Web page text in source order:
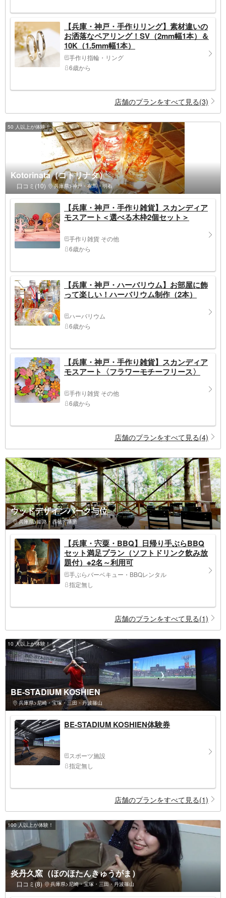
【兵庫・神戸・手作りリング】素材違いの
お洒落なペアリング！SV（2mm幅1本）＆
10K（1.5mm幅1本）
手作り指輪・リング
6歳から
店舗のプランをすべて見る(3)
50 人以上が体験！
Kotorinata（コトリナタ）
口コミ(10) 兵庫県>神戸・有馬・明石
【兵庫・神戸・手作り雑貨】スカンディア
モスアート＜選べる木枠2個セット＞
手作り雑貨 その他
6歳から
【兵庫・神戸・ハーバリウム】お部屋に飾
って楽しい！ハーバリウム制作（2本）
ハーバリウム
6歳から
【兵庫・神戸・手作り雑貨】スカンディア
モスアート〈フラワーモチーフリース〉
手作り雑貨 その他
6歳から
店舗のプランをすべて見る(4)
ウッドデザインパーク与位
兵庫県>姫路・赤穂・播磨
【兵庫・宍粟・BBQ】日帰り手ぶらBBQ
セット満足プラン（ソフトドリンク飲み放
題付）※2名～利用可
手ぶらバーベキュー・BBQレンタル
指定無し
店舗のプランをすべて見る(1)
10 人以上が体験！
BE-STADIUM KOSHIEN
兵庫県>尼崎・宝塚・三田・丹波篠山
BE-STADIUM KOSHIEN体験券
スポーツ施設
指定無し
店舗のプランをすべて見る(1)
100 人以上が体験！
炎丹久窯（ほのほたんきゅうがま）
口コミ(8) 兵庫県>尼崎・宝塚・三田・丹波篠山